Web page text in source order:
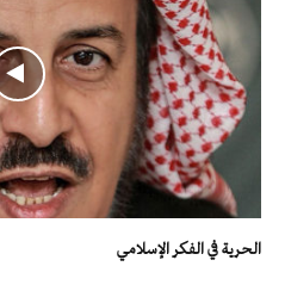
الحرية في الفكر الإسلامي